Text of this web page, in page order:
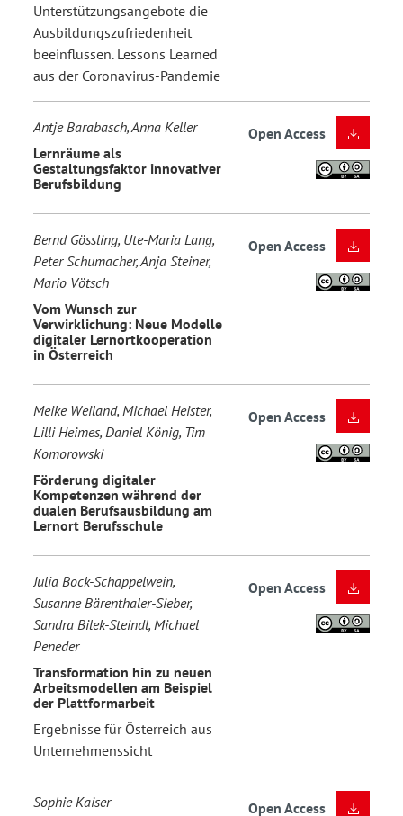
Unterstützungsangebote die
Ausbildungszufriedenheit
beeinflussen. Lessons Learned
aus der Coronavirus-Pandemie
Antje Barabasch, Anna Keller
Lernräume als
Gestaltungsfaktor innovativer
Berufsbildung
Open Access
Bernd Gössling, Ute-Maria Lang,
Peter Schumacher, Anja Steiner,
Mario Vötsch
Vom Wunsch zur
Verwirklichung: Neue Modelle
digitaler Lernortkooperation
in Österreich
Open Access
Meike Weiland, Michael Heister,
Lilli Heimes, Daniel König, Tim
Komorowski
Förderung digitaler
Kompetenzen während der
dualen Berufsausbildung am
Lernort Berufsschule
Open Access
Julia Bock-Schappelwein,
Susanne Bärenthaler-Sieber,
Sandra Bilek-Steindl, Michael
Peneder
Transformation hin zu neuen
Arbeitsmodellen am Beispiel
der Plattformarbeit
Ergebnisse für Österreich aus
Unternehmenssicht
Open Access
Sophie Kaiser Open Access